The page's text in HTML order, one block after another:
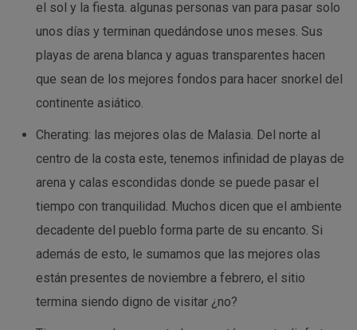
el sol y la fiesta. algunas personas van para pasar solo
unos días y terminan quedándose unos meses. Sus
playas de arena blanca y aguas transparentes hacen
que sean de los mejores fondos para hacer snorkel del
continente asiático.
Cherating: las mejores olas de Malasia. Del norte al
centro de la costa este, tenemos infinidad de playas de
arena y calas escondidas donde se puede pasar el
tiempo con tranquilidad. Muchos dicen que el ambiente
decadente del pueblo forma parte de su encanto. Si
además de esto, le sumamos que las mejores olas
están presentes de noviembre a febrero, el sitio
termina siendo digno de visitar ¿no?